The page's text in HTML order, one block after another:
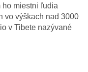
ho miestni ľudia
vo výškach nad 3000
v Tibete nazývané